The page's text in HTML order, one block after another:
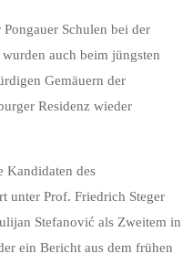
Schulen bei der
auch beim jüngsten
Gemäuern der
Residenz wieder
Kandidaten des
unter Prof. Friedrich Steger
Stefanović als Zweitem in
ein Bericht aus dem frühen